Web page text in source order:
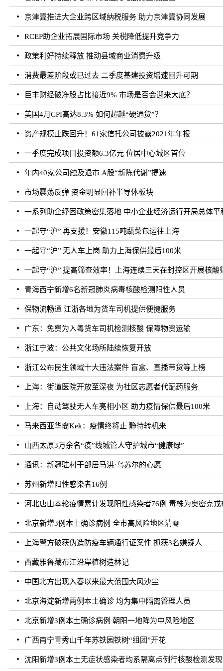
京津冀推进大企业跨区域纳税服务 助力京津冀协同发展
RCEP助企业拓展国际市场 关税降低提升竞争力
政策利好持续释放 推动县域商业消费升级
消费最差阶段或已过去 二季度基建投资增速回升可期
巨丰财经破净股占比接近9% 市场是否会迎来大底？
美国4月CPI高达8.3% 如何超越“硬通货”？
资产规模止跌回升！61家信托公司披露2021年年报
一季度完成项目投资额6.3亿元 位居中心城区首位
年内40家公司触及退市 A股“新陈代谢”提速
市场震荡反弹 资金明显回补半导体板块
一系列助企纾困政策密集落地 中小企业经济运行开局总体平
一起守“沪”|再支援！安徽115吨蔬菜包运往上海
一起守“沪”|无人车上岗 助力上海保供最后100米
一起守“沪”|提高筛查效率！上海连续三天在封控区开展核酸
青海西宁新增6名新冠肺炎病毒核酸检测阳性人员
保物流畅通 江浙各地为货车司机提供便捷服务
广东：免费为入粤货车司机检测核酸 保障物资运输
浙江宁波：公共文化场所陆续恢复开放
浙江公布民生领域十大违法案件 盲盒、直播带货等上榜
上海：街道医院开放至深夜 为社区志愿者代配药服务
上海：自动驾驶无人车亮相小区 助力疫情保供最后100米
马来西亚华裔Kek：疫情终将止 静待转机来
山西太原3万余名“疫”线城管人守护城市“健康绿”
通讯：新疆驻村干部居马洪·乌苏尔的心愿
苏州新增阳性感染者16例
河北唐山本轮疫情累计发现阳性感染者76例 毒株为奥密克
北京新增3例本土确诊病例 全市高风险地区清零
上海警方破获伪造防疫车辆通行证案件 抓获3名嫌疑人
西藏雅鲁藏布江沿岸植树造林记
中国北方出现入春以来最大范围大风沙尘
北京海淀新增两例本土确诊 均为集中隔离管理人员
北京新增3例本土确诊病例 朝阳一地降为中风险地区
广西南宁青秀山千年苏铁园铁树“组团”开花
沈阳新增3例本土无症状感染者均系隔离点例行核酸检测发现